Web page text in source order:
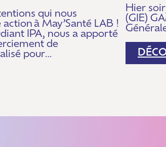
qui nous
à May’Santé LAB !
IPA, nous a apporté
de
pour…
Hier
(GIE)